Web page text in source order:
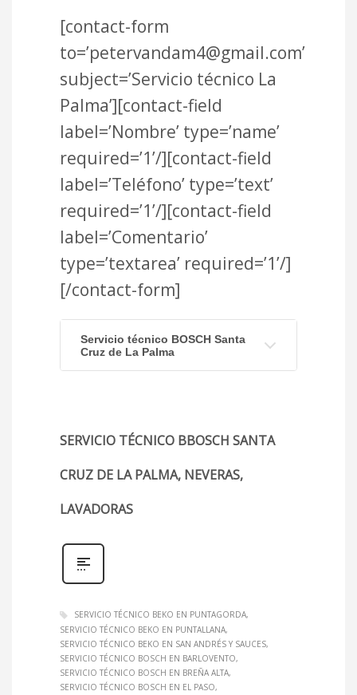
[contact-form
to=’petervandam4@gmail.com’
subject=’Servicio técnico La
Palma’][contact-field
label=’Nombre’ type=’name’
required=’1’/][contact-field
label=’Teléfono’ type=’text’
required=’1’/][contact-field
label=’Comentario’
type=’textarea’ required=’1’/]
[/contact-form]
Servicio técnico BOSCH Santa
Cruz de La Palma
SERVICIO TÉCNICO BBOSCH SANTA
CRUZ DE LA PALMA, NEVERAS,
LAVADORAS
SERVICIO TÉCNICO BEKO EN PUNTAGORDA
SERVICIO TÉCNICO BEKO EN PUNTALLANA
SERVICIO TÉCNICO BEKO EN SAN ANDRÉS Y SAUCES
SERVICIO TÉCNICO BOSCH EN BARLOVENTO
SERVICIO TÉCNICO BOSCH EN BREÑA ALTA
SERVICIO TÉCNICO BOSCH EN EL PASO